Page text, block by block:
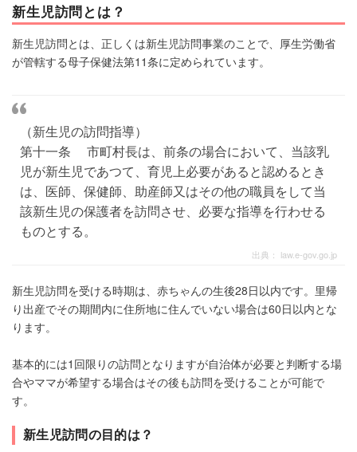
新生児訪問とは？
新生児訪問とは、正しくは新生児訪問事業のことで、厚生労働省
が管轄する母子保健法第11条に定められています。
（新生児の訪問指導）
第十一条 市町村長は、前条の場合において、当該乳
児が新生児であつて、育児上必要があると認めるとき
は、医師、保健師、助産師又はその他の職員をして当
該新生児の保護者を訪問させ、必要な指導を行わせる
ものとする。
出典： law.e-gov.go.jp
新生児訪問を受ける時期は、赤ちゃんの生後28日以内です。里帰
り出産でその期間内に住所地に住んでいない場合は60日以内とな
ります。
基本的には1回限りの訪問となりますが自治体が必要と判断する場
合やママが希望する場合はその後も訪問を受けることが可能で
す。
新生児訪問の目的は？